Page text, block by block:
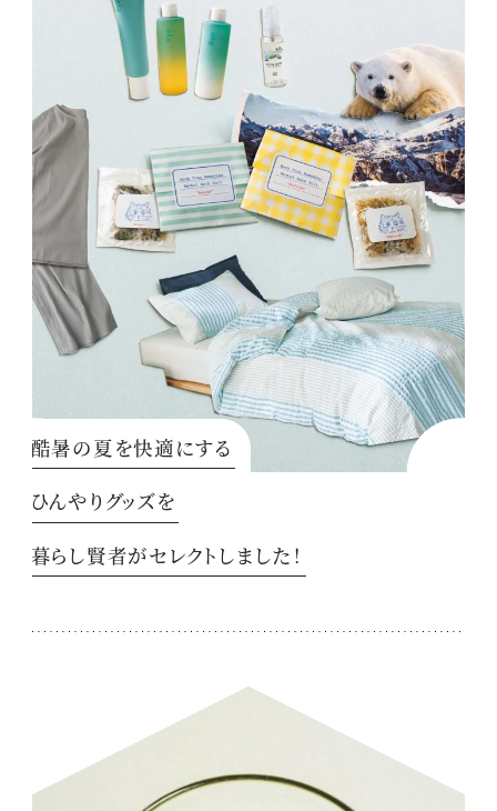
酷暑の夏を快適にする
ひんやりグッズを
暮らし賢者がセレクトしました！